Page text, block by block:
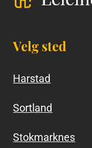
Velg sted
Harstad
Sortland
Stokmarknes